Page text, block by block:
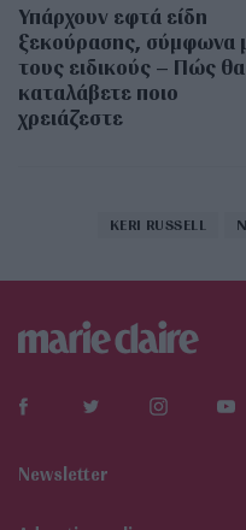
Υπάρχουν εφτά είδη
ξεκούρασης, σύμφωνα
τους ειδικούς – Πώς θα
καταλάβετε ποιο
χρειάζεστε
KERI RUSSELL
Newsletter